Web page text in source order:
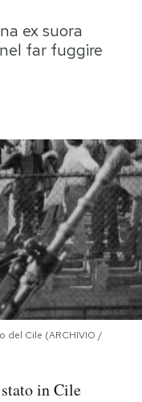
ex suora
far fuggire
del Cile (ARCHIVIO /
in Cile